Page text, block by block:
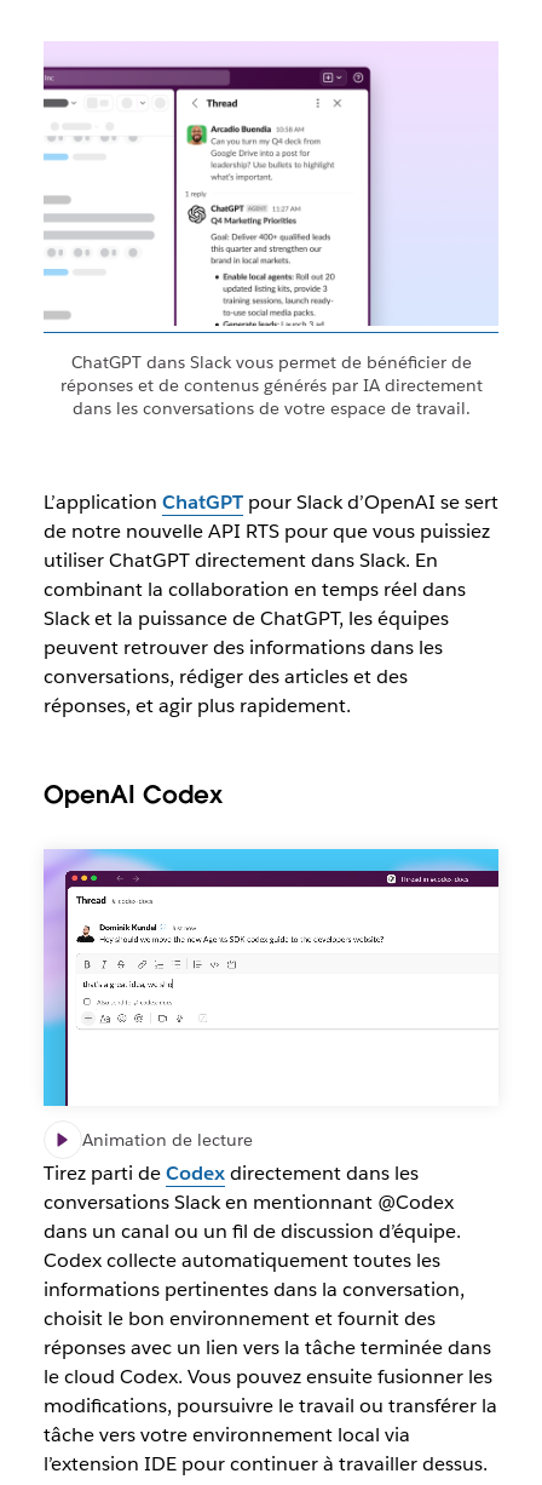
ChatGPT dans Slack vous permet de bénéficier de
réponses et de contenus générés par IA directement
dans les conversations de votre espace de travail.
L’application ChatGPTpour Slack d’OpenAI se sert
de notre nouvelle API RTS pour que vous puissiez
utiliser ChatGPT directement dans Slack. En
combinant la collaboration en temps réel dans
Slack et la puissance de ChatGPT, les équipes
peuvent retrouver des informations dans les
conversations, rédiger des articles et des
réponses, et agir plus rapidement.
OpenAI Codex
Animation de lecture
Tirez parti deCodexdirectement dans les
conversations Slack en mentionnant @Codex
dans un canal ou un fil de discussion d’équipe.
Codex collecte automatiquement toutes les
informations pertinentes dans la conversation,
choisit le bon environnement et fournit des
réponses avec un lien vers la tâche terminée dans
le cloud Codex. Vous pouvez ensuite fusionner les
modifications, poursuivre le travail ou transférer la
tâche vers votre environnement local via
l’extension IDE pour continuer à travailler dessus.